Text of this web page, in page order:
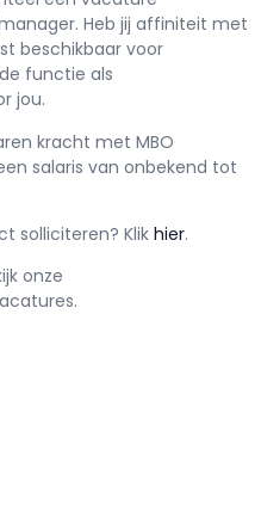
. Heb jij affiniteit met
beschikbaar voor
functie als
jou.
kracht met MBO
salaris van onbekend tot
solliciteren? Klik hier.
onze